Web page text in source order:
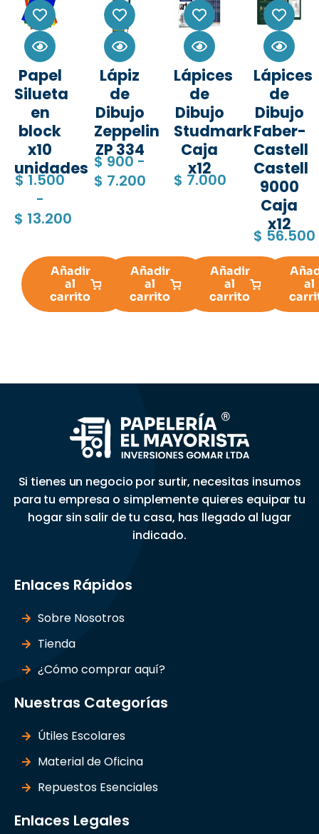
Papel
Silueta
en
block
x10
unidades
$1.500
-
$ 13.200
Añadir
al
carrito
Lápiz
de
Dibujo
Zeppelin
ZP 334
$900 -
$ 7.200
Añadir
al
carrito
Lápices
de
Dibujo
Studmark
Caja
x12
$ 7.000
Añadir
al
carrito
Lápices
de
Dibujo
Faber-
Castell
Castell
9000
Caja
x12
$ 56.500
al
Si tienes un negocio por surtir, necesitas insumos
para tu empresa o simplemente quieres equipar tu
hogar sin salir de tu casa, has llegado al lugar
indicado.
Enlaces Rápidos
Sobre Nosotros
Tienda
¿Cómo comprar aquí?
Nuestras Categorías
Útiles Escolares
Material de Oficina
Repuestos Esenciales
Enlaces Legales